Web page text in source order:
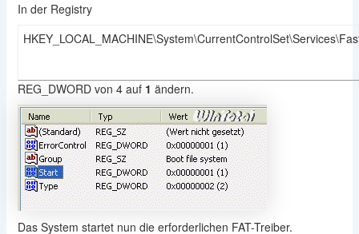
In der Registry
REG_DWORD von 4 auf 1 ändern.
Das System startet nun die erforderlichen FAT-Treiber.